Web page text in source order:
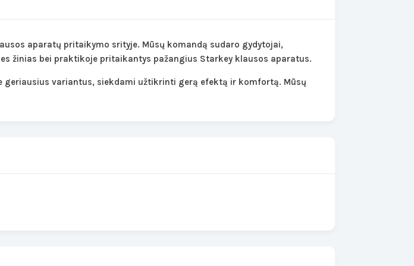
aparatų pritaikymo srityje. Mūsų komandą sudaro gydytojai,
žinias bei praktikoje pritaikantys pažangius Starkey klausos aparatus.
variantus, siekdami užtikrinti gerą efektą ir komfortą. Mūsų